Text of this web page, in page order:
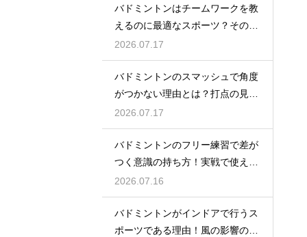
バドミントンはチームワークを教
えるのに最適なスポーツ？その理
由
2026.07.17
バドミントンのスマッシュで角度
がつかない理由とは？打点の見直
し方
2026.07.17
バドミントンのフリー練習で差が
つく意識の持ち方！実戦で使える
生きた球を打つ極意
2026.07.16
バドミントンがインドアで行うス
ポーツである理由！風の影響の大